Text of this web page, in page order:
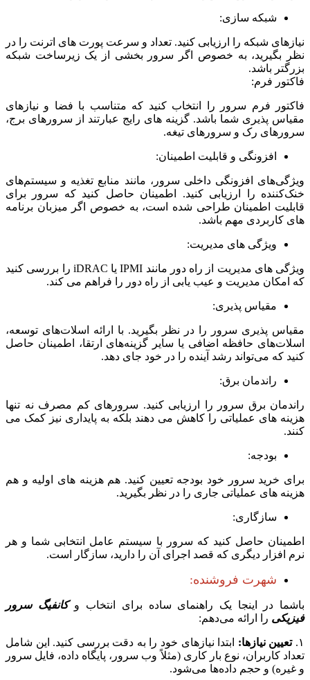
شبکه سازی:
نیازهای شبکه را ارزیابی کنید. تعداد و سرعت پورت های اترنت را در
نظر بگیرید، به خصوص اگر سرور بخشی از یک زیرساخت شبکه
بزرگتر باشد.
فاکتور فرم:
فاکتور فرم سرور را انتخاب کنید که متناسب با فضا و نیازهای
مقیاس پذیری شما باشد. گزینه های رایج عبارتند از سرورهای برج،
سرورهای رک و سرورهای تیغه.
افزونگی و قابلیت اطمینان:
ویژگی‌های افزونگی داخلی سرور، مانند منابع تغذیه و سیستم‌های
خنک‌کننده را ارزیابی کنید. اطمینان حاصل کنید که سرور برای
قابلیت اطمینان طراحی شده است، به خصوص اگر میزبان برنامه
های کاربردی مهم باشد.
ویژگی های مدیریت:
ویژگی های مدیریت از راه دور مانند IPMI یا iDRAC را بررسی کنید
که امکان مدیریت و عیب یابی از راه دور را فراهم می کند.
مقیاس پذیری:
مقیاس پذیری سرور را در نظر بگیرید. با ارائه اسلات‌های توسعه،
اسلات‌های حافظه اضافی یا سایر گزینه‌های ارتقا، اطمینان حاصل
کنید که می‌تواند رشد آینده را در خود جای دهد.
راندمان برق:
راندمان برق سرور را ارزیابی کنید. سرورهای کم مصرف نه تنها
هزینه های عملیاتی را کاهش می دهند بلکه به پایداری نیز کمک می
کنند.
بودجه:
برای خرید سرور خود بودجه تعیین کنید. هم هزینه های اولیه و هم
هزینه های عملیاتی جاری را در نظر بگیرید.
سازگاری:
اطمینان حاصل کنید که سرور با سیستم عامل انتخابی شما و هر
نرم افزار دیگری که قصد اجرای آن را دارید، سازگار است.
شهرت فروشنده:
باشما در اینجا یک راهنمای ساده برای انتخاب و کانفیگ سرور
فیزیکی را ارائه می‌دهم:
۱. تعیین نیازها: ابتدا نیازهای خود را به دقت بررسی کنید. این شامل
تعداد کاربران، نوع بار کاری (مثلاً وب سرور، پایگاه داده، فایل سرور
و غیره) و حجم داده‌ها می‌شود.